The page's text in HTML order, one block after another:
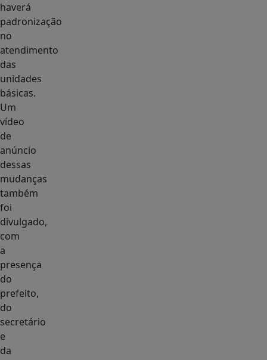
haverá
padronização
no
atendimento
das
unidades
básicas.
Um
vídeo
de
anúncio
dessas
mudanças
também
foi
divulgado,
com
a
presença
do
prefeito,
do
secretário
e
da